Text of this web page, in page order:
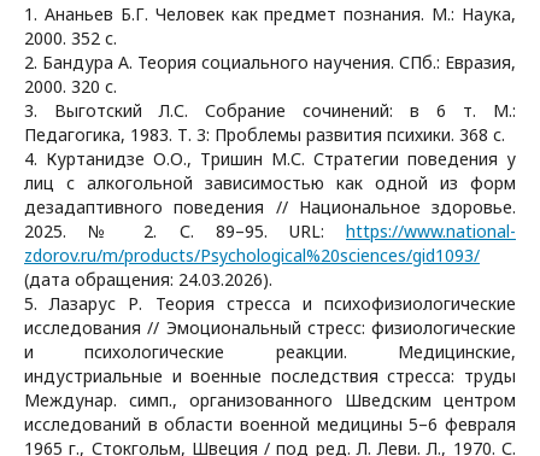
1. Ананьев Б.Г. Человек как предмет познания. М.: Наука,
2000. 352 с.
2. Бандура А. Теория социального научения. СПб.: Евразия,
2000. 320 с.
3. Выготский Л.С. Собрание сочинений: в 6 т. М.:
Педагогика, 1983. Т. 3: Проблемы развития психики. 368 с.
4. Куртанидзе О.О., Тришин М.С. Стратегии поведения у
лиц с алкогольной зависимостью как одной из форм
дезадаптивного поведения // Национальное здоровье.
2025. № 2. С. 89–95. URL: https://www.national-
zdorov.ru/m/products/Psychological%20sciences/gid1093/
(дата обращения: 24.03.2026).
5. Лазарус Р. Теория стресса и психофизиологические
исследования // Эмоциональный стресс: физиологические
и психологические реакции. Медицинские,
индустриальные и военные последствия стресса: труды
Междунар. симп., организованного Шведским центром
исследований в области военной медицины 5–6 февраля
1965 г., Стокгольм, Швеция / под ред. Л. Леви. Л., 1970. С.